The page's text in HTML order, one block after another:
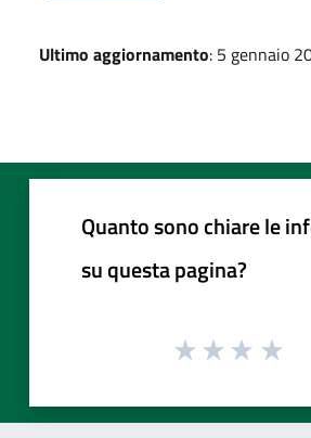
Ultimo aggiornamento: 5 gennaio
Quanto sono chiare le
su questa pagina?